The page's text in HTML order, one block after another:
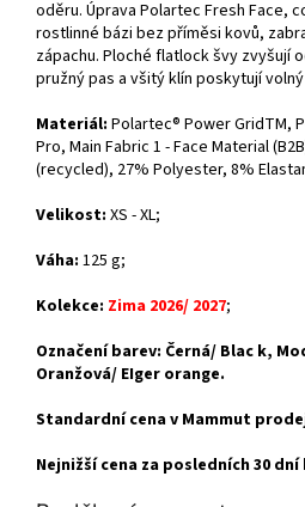
oděru. Úprava Polartec Fresh Face,
rostlinné bázi bez příměsi kovů,
zápachu. Ploché flatlock švy zvyšují
pružný pas a všitý klín poskytují
Materiál: Polartec® Power GridTM,
Pro, Main Fabric 1 - Face Material
(recycled), 27% Polyester, 8%
Velikost: XS - XL;
Váha: 125 g;
Kolekce: Zima 2026/ 2027;
Označení barev: Černá/ Blac k,
Oranžová/ EIger orange.
Standardní cena v Mammut
Nejnižší cena za posledních 30 dní